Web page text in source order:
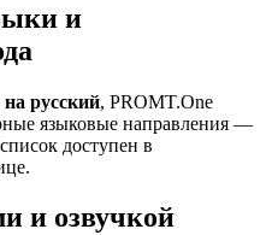
и
на русский, PROMT.One
языковые направления —
доступен в
и озвучкой